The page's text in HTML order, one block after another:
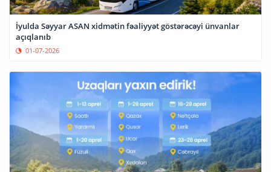
İyulda Səyyar ASAN xidmətin fəaliyyət göstərəcəyi ünvanlar
açıqlanıb
01-07-2026